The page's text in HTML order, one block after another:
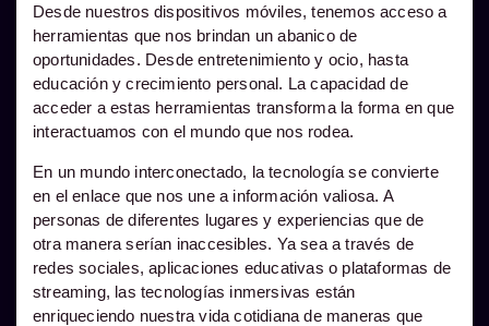
Desde nuestros dispositivos móviles, tenemos acceso a
herramientas que nos brindan un abanico de
oportunidades. Desde entretenimiento y ocio, hasta
educación y crecimiento personal. La capacidad de
acceder a estas herramientas transforma la forma en que
interactuamos con el mundo que nos rodea.
En un mundo interconectado, la tecnología se convierte
en el enlace que nos une a información valiosa. A
personas de diferentes lugares y experiencias que de
otra manera serían inaccesibles. Ya sea a través de
redes sociales, aplicaciones educativas o plataformas de
streaming, las tecnologías inmersivas están
enriqueciendo nuestra vida cotidiana de maneras que